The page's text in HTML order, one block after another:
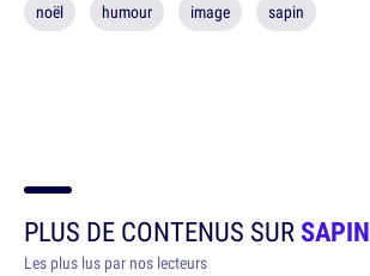
noël humour image sapin
PLUS DE CONTENUS SURSAPIN
Les plus lus par nos lecteurs